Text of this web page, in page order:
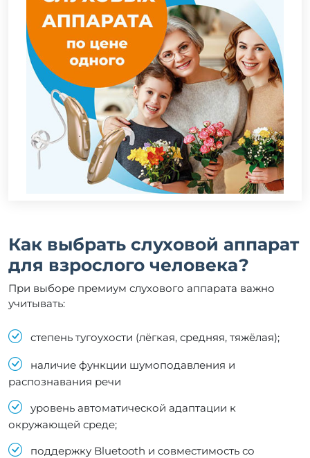
Как выбрать слуховой аппарат
для взрослого человека?
При выборе премиум слухового аппарата важно
учитывать:
степень тугоухости (лёгкая, средняя, тяжёлая);
наличие функции шумоподавления и
распознавания речи
уровень автоматической адаптации к
окружающей среде;
поддержку Bluetooth и совместимость со